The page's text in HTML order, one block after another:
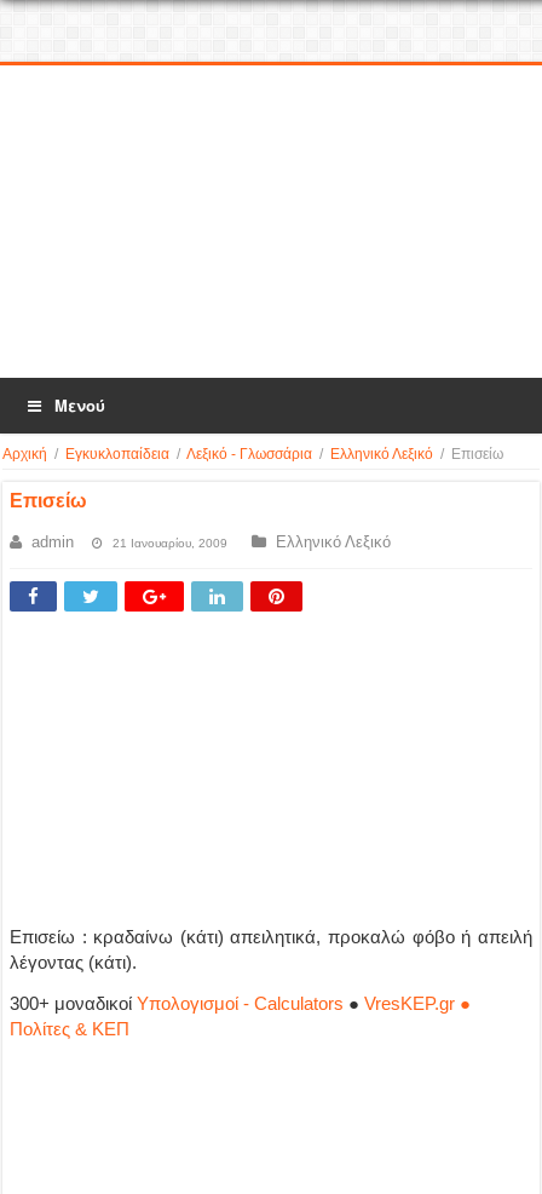
Μενού
Αρχική / Εγκυκλοπαίδεια / Λεξικό - Γλωσσάρια / Ελληνικό Λεξικό / Επισείω
Επισείω
admin 21 Ιανουαρίου, 2009 Ελληνικό Λεξικό
Επισείω : κραδαίνω (κάτι) απειλητικά, προκαλώ φόβο ή απειλή
λέγοντας (κάτι).
300+ μοναδικοίΥπολογισμοί - Calculators ●VresKEP.gr ●
Πολίτες & ΚΕΠ